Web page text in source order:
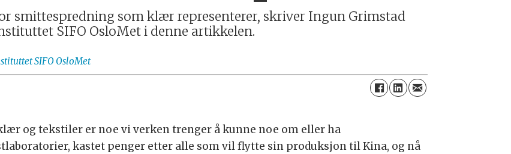
smittespredning som klær representerer, skriver Ingun Grimstad
SIFO OsloMet i denne artikkelen.
SIFO OsloMet
og tekstiler er noe vi verken trenger å kunne noe om eller ha
kastet penger etter alle som vil flytte sin produksjon til Kina, og nå